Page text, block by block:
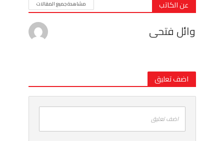
عن الكاتب مشاهدة جميع المقالات
وائل فتحى
اضف تعليق
اضف تعليق